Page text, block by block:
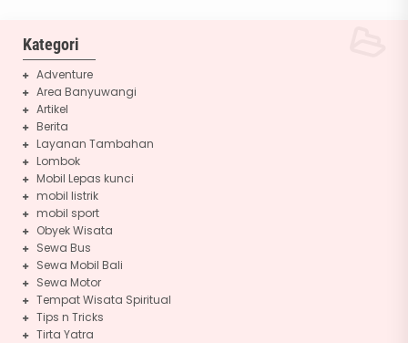
Kategori
Adventure
Area Banyuwangi
Artikel
Berita
Layanan Tambahan
Lombok
Mobil Lepas kunci
mobil listrik
mobil sport
Obyek Wisata
Sewa Bus
Sewa Mobil Bali
Sewa Motor
Tempat Wisata Spiritual
Tips n Tricks
Tirta Yatra